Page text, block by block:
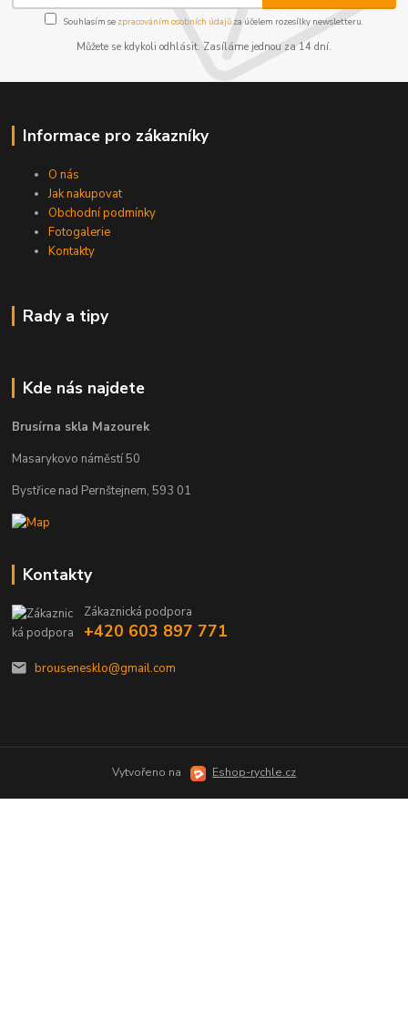
Souhlasím se zpracováním osobních údajů za účelem rozesílky newsletteru.
Můžete se kdykoli odhlásit. Zasíláme jednou za 14 dní.
Informace pro zákazníky
O nás
Jak nakupovat
Obchodní podmínky
Fotogalerie
Kontakty
Rady a tipy
Kde nás najdete
Brusírna skla Mazourek
Masarykovo náměstí 50
Bystřice nad Pernštejnem, 593 01
Kontakty
Zákaznická podpora
+420 603 897 771
brousenesklo@gmail.com
Vytvořeno na Eshop-rychle.cz